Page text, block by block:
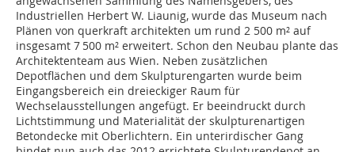
Industriellen Herbert W. Liaunig, wurde das Museum nach
Plänen von querkraft architekten um rund 2 500 m² auf
insgesamt 7 500 m² erweitert. Schon den Neubau plante das
Architektenteam aus Wien. Neben zusätzlichen
Depotflächen und dem Skulpturengarten wurde beim
Eingangsbereich ein dreieckiger Raum für
Wechselausstellungen angefügt. Er beeindruckt durch
Lichtstimmung und Materialität der skulpturenartigen
Betondecke mit Oberlichtern. Ein unterirdischer Gang